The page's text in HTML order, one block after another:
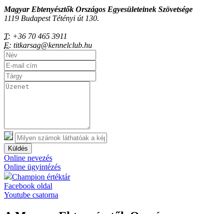
Magyar Ebtenyésztők Országos Egyesületeinek Szövetsége
1119 Budapest Tétényi út 130.
T: +36 70 465 3911
E: titkarsag@kennelclub.hu
Küldés
Online nevezés
Online ügyintézés
Champion értéktár
Facebook oldal
Youtube csatorna